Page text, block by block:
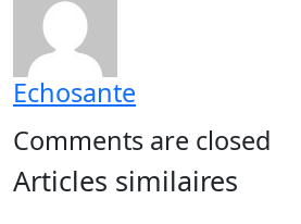
Echosante
Comments are closed
Articles similaires